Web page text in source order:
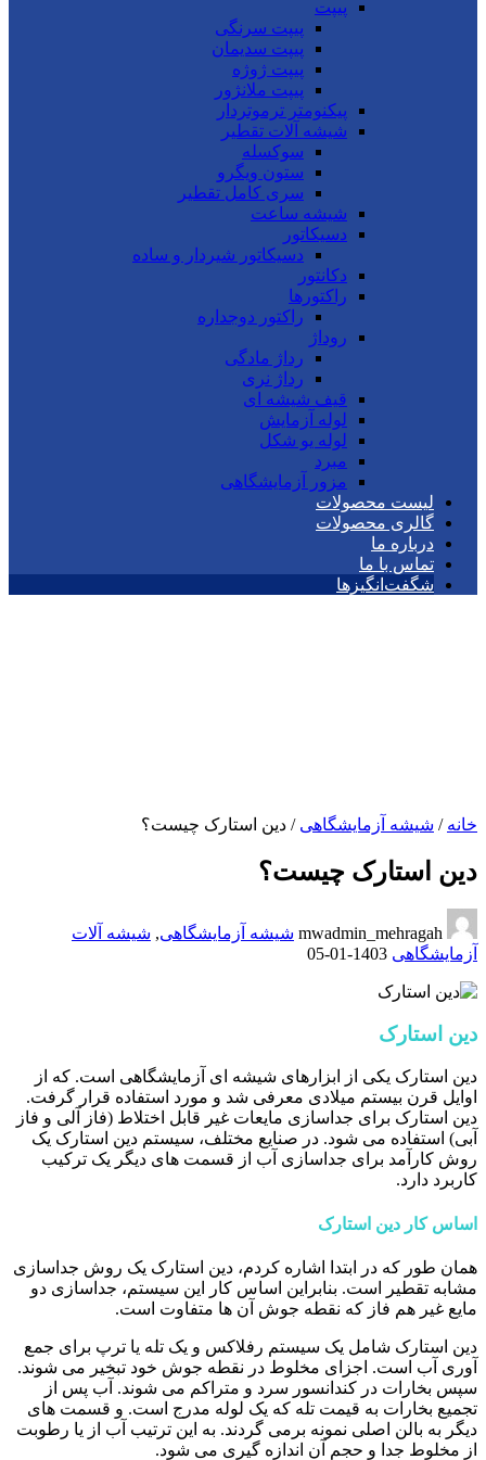
پیپت
پیپت سرنگی
پیپت سدیمان
پیپت ژوژه
پیپت ملانژور
پیکنومتر ترموتردار
شیشه آلات تقطیر
سوکسله
ستون ویگرو
سری کامل تقطیر
شیشه ساعت
دسیکاتور
دسیکاتور شیردار و ساده
دکانتور
راکتورها
راکتور دوجداره
روداژ
رداژ مادگی
رداژ نری
قیف شیشه ای
لوله آزمایش
لوله یو شکل
مبرد
مزور آزمایشگاهی
لیست محصولات
گالری محصولات
درباره ما
تماس با ما
شگفت‌انگیزها
خانه / شیشه آزمایشگاهی / دین استارک چیست؟
دین استارک چیست؟
شیشه آزمایشگاهی, شیشه آلات
آزمایشگاهی 1403-01-05
دین استارک
دین استارک یکی از ابزارهای شیشه ای آزمایشگاهی است. که از
اوایل قرن بیستم میلادی معرفی شد و مورد استفاده قرار گرفت.
دین استارک برای جداسازی مایعات غیر قابل اختلاط (فاز آلی و فاز
آبی) استفاده می شود. در صنایع مختلف، سیستم دین استارک یک
روش کارآمد برای جداسازی آب از قسمت های دیگر یک ترکیب
کاربرد دارد.
اساس کار دین استارک
همان طور که در ابتدا اشاره کردم، دین استارک یک روش جداسازی
مشابه تقطیر است. بنابراین اساس کار این سیستم، جداسازی دو
مایع غیر هم فاز که نقطه جوش آن ها متفاوت است.
دین استارک شامل یک سیستم رفلاکس و یک تله یا ترپ برای جمع
آوری آب است. اجزای مخلوط در نقطه جوش خود تبخیر می شوند.
سپس بخارات در کندانسور سرد و متراکم می شوند. آب پس از
تجمیع بخارات به قیمت تله که یک لوله مدرج است. و قسمت های
دیگر به بالن اصلی نمونه برمی گردند. به این ترتیب آب از یا رطوبت
از مخلوط جدا و حجم آن اندازه گیری می شود.